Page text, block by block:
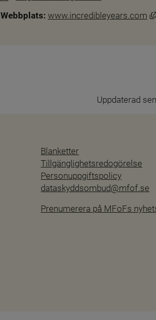
Webbplats: www.incredibleyears.com
Uppdaterad
Blanketter
Tillgänglighetsredogörelse
Personuppgiftspolicy
dataskyddsombud@mfof.se
Prenumerera på MFoFs